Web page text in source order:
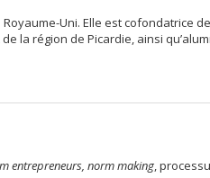
Uni. Elle est cofondatrice
la région de Picardie, ainsi
entrepreneurs, norm making,